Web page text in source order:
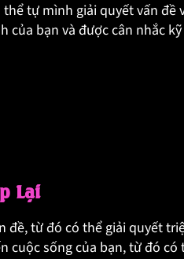
tự mình giải quyết vấn
của bạn và được cân nhắc
Lại
đề, từ đó có thể giải quyết
cuộc sống của bạn, từ đó